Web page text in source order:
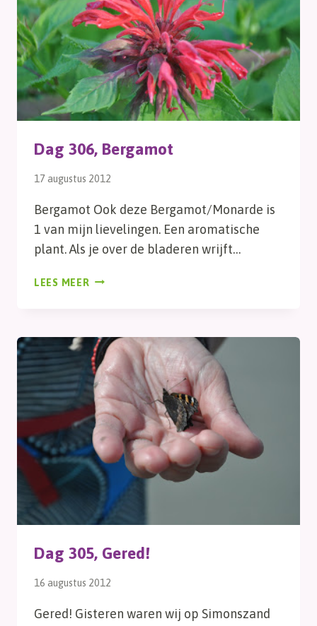
Dag 306, Bergamot
17 augustus 2012
Bergamot Ook deze Bergamot/Monarde is
1 van mijn lievelingen. Een aromatische
plant. Als je over de bladeren wrijft…
LEES MEER DAG
Dag 305, Gered!
16 augustus 2012
Gered! Gisteren waren wij op Simonszand